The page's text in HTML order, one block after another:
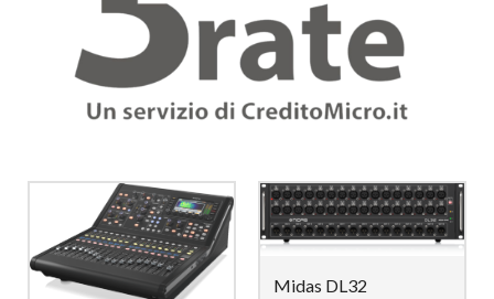
Midas DL32